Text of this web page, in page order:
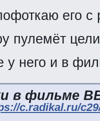
его с
пулемёт
у него и в
в фильме